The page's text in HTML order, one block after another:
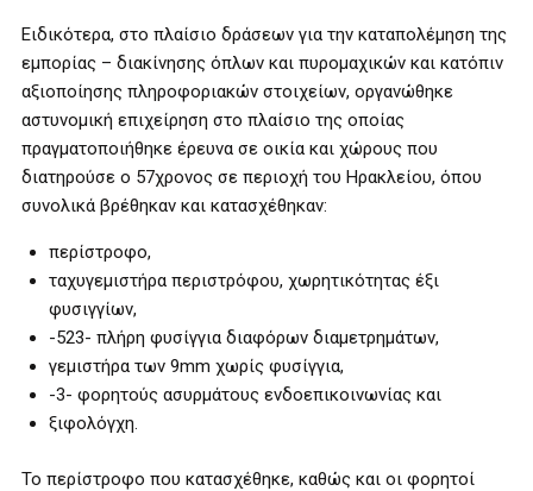
Ειδικότερα, στο πλαίσιο δράσεων για την καταπολέμηση της
εμπορίας – διακίνησης όπλων και πυρομαχικών και κατόπιν
αξιοποίησης πληροφοριακών στοιχείων, οργανώθηκε
αστυνομική επιχείρηση στο πλαίσιο της οποίας
πραγματοποιήθηκε έρευνα σε οικία και χώρους που
διατηρούσε ο 57χρονος σε περιοχή του Ηρακλείου, όπου
συνολικά βρέθηκαν και κατασχέθηκαν:
περίστροφο,
ταχυγεμιστήρα περιστρόφου, χωρητικότητας έξι
φυσιγγίων,
-523- πλήρη φυσίγγια διαφόρων διαμετρημάτων,
γεμιστήρα των 9mm χωρίς φυσίγγια,
-3- φορητούς ασυρμάτους ενδοεπικοινωνίας και
ξιφολόγχη.
Το περίστροφο που κατασχέθηκε, καθώς και οι φορητοί